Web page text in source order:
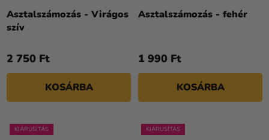
Asztalszámozás - Virágos
szív
2 750 Ft
KOSÁRBA
Asztalszámozás - fehér
1 990 Ft
KOSÁRBA
KIÁRUSÍTÁS KIÁRUSÍTÁS